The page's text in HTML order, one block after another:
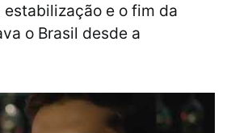
e o fim da
o Brasil desde a